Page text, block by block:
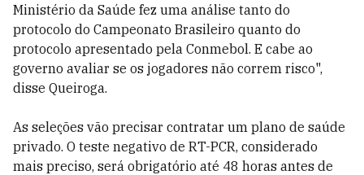
Ministério da Saúde fez uma análise tanto do
protocolo do Campeonato Brasileiro quanto do
protocolo apresentado pela Conmebol. E cabe ao
governo avaliar se os jogadores não correm risco",
disse Queiroga.
As seleções vão precisar contratar um plano de saúde
privado. O teste negativo de RT-PCR, considerado
mais preciso, será obrigatório até 48 horas antes de